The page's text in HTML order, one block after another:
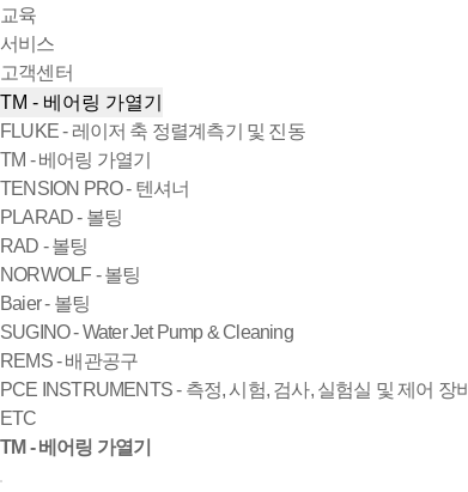
교육
서비스
고객센터
TM - 베어링 가열기
FLUKE - 레이저 축 정렬계측기 및 진동
TM - 베어링 가열기
TENSION PRO - 텐셔너
PLARAD - 볼팅
RAD - 볼팅
NORWOLF - 볼팅
Baier - 볼팅
SUGINO - Water Jet Pump & Cleaning
REMS - 배관공구
PCE INSTRUMENTS - 측정, 시험, 검사, 실험실 및 제어 장비
ETC
TM - 베어링 가열기